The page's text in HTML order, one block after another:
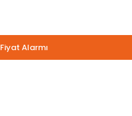
Fiyat Alarmı